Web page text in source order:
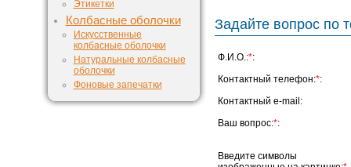
Этикетки
Колбасные оболочки
Искусственные
колбасные оболочки
Натуральные колбасные
оболочки
Фоновые запечатки
Задайте вопрос по
Ф.И.О.:*:
Контактный телефон:*:
Контактный e-mail:
Ваш вопрос:*:
Введите символы